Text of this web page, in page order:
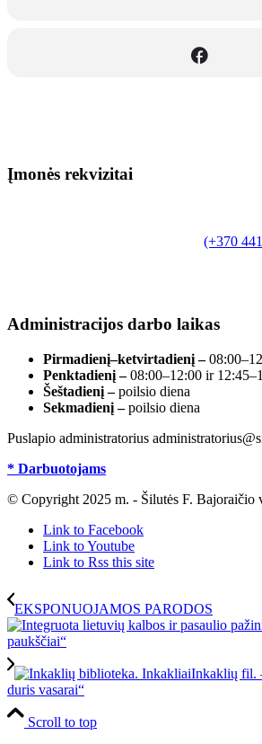
Įmonės rekvizitai
(+370
Administracijos darbo laikas
Pirmadienį–ketvirtadienį –
Penktadienį –08:00–12:00 ir
Šeštadienį –poilsio diena
Sekmadienį –poilsio diena
Puslapio administratorius
* Darbuotojams
© Copyright 2025 m. - Šilutės F. Bajoraičio
Link to Facebook
Link to Youtube
Link to Rss this site
EKSPONUOJAMOS PARODOS
Inkaklių fil.
duris vasarai“
Scroll to top